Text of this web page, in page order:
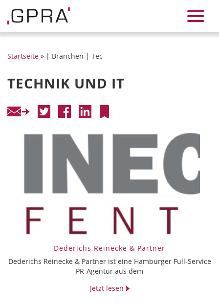
Startseite » | Branchen | Tec
TECHNIK UND IT
Dederichs Reinecke & Partner
Dederichs Reinecke & Partner ist eine Hamburger Full-Service
PR-Agentur aus dem
Jetzt lesen